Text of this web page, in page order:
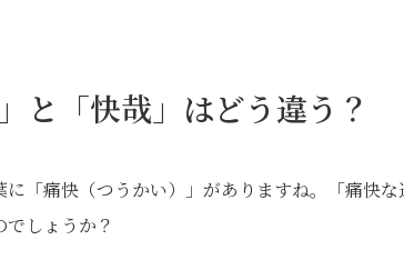
」と「快哉」はどう違う？
に「痛快（つうかい）」がありますね。「痛快
しょうか？